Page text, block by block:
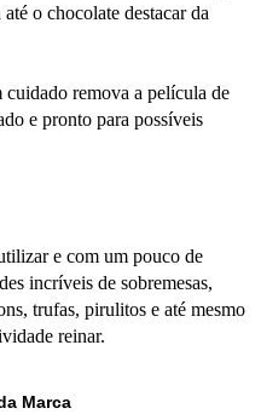
o chocolate destacar da
remova a película de
e pronto para possíveis
e com um pouco de
incríveis de sobremesas,
trufas, pirulitos e até mesmo
reinar.
Marca